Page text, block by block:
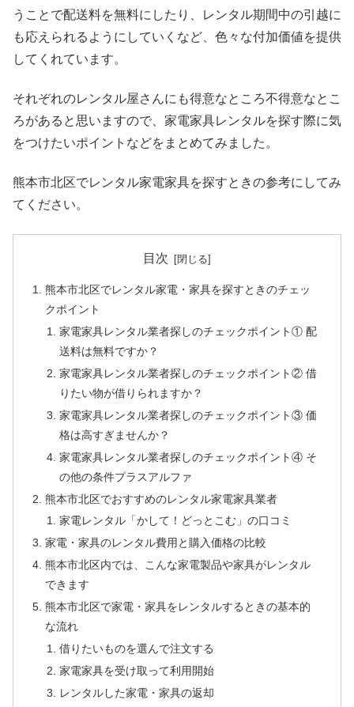
うことで配送料を無料にしたり、レンタル期間中の引越に
も応えられるようにしていくなど、色々な付加価値を提供
してくれています。
それぞれのレンタル屋さんにも得意なところ不得意なとこ
ろがあると思いますので、家電家具レンタルを探す際に気
をつけたいポイントなどをまとめてみました。
熊本市北区でレンタル家電家具を探すときの参考にしてみ
てください。
目次
熊本市北区でレンタル家電・家具を探すときのチェッ
クポイント
家電家具レンタル業者探しのチェックポイント① 配
送料は無料ですか？
家電家具レンタル業者探しのチェックポイント② 借
りたい物が借りられますか？
家電家具レンタル業者探しのチェックポイント③ 価
格は高すぎませんか？
家電家具レンタル業者探しのチェックポイント④ そ
の他の条件プラスアルファ
熊本市北区でおすすめのレンタル家電家具業者
家電レンタル「かして！どっとこむ」の口コミ
家電・家具のレンタル費用と購入価格の比較
熊本市北区内では、こんな家電製品や家具がレンタル
できます
熊本市北区で家電・家具をレンタルするときの基本的
な流れ
借りたいものを選んで注文する
家電家具を受け取って利用開始
レンタルした家電・家具の返却